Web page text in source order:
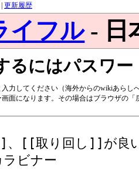
更新履歴
イフル- 日
るにはパスワー
力してください（海外からのwikiあらし
面になります。その場合はブラウザの「